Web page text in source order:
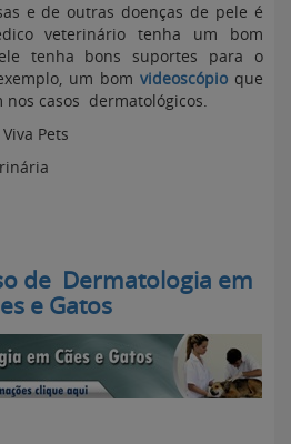
e de outras doenças de pele é
veterinário tenha um bom
tenha bons suportes para o
um bom videoscópio que
casos dermatológicos.
Pets
de Dermatologia em
e Gatos